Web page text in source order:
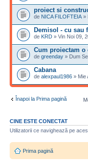
proiect si
de NICA FILOFTEIA »
Demisol - cu sau
de KRD » Vin Noi 09,
Cum proiectam o
de greenday » Dum
Cabana
de alexpaul1986 » Mie
Înapoi la Prima pagină
CINE ESTE CONECTAT
Utilizatorii ce navighează pe
Prima pagină